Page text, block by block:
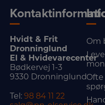
Hvidt & Frit
Dronninglund
El & Hvidevarecenter
Bødkervej 1-3
9330 Dronninglund
Tel: 98 84 11 22
Om